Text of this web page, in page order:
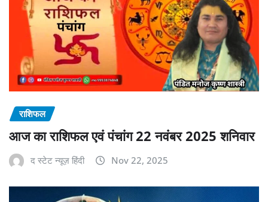
राशिफल
आज का राशिफल एवं पंचांग 22 नवंबर 2025 शनिवार
द स्टेट न्यूज़ हिंदी Nov 22, 2025